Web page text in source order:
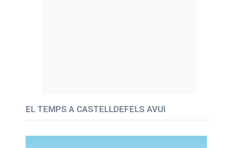
EL TEMPS A CASTELLDEFELS AVUI